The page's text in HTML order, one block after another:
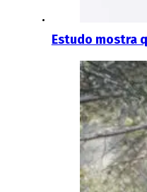
Estudo mostra